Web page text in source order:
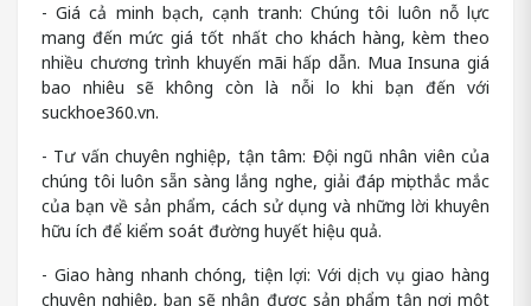
- Giá cả minh bạch, cạnh tranh: Chúng tôi luôn nỗ lực
mang đến mức giá tốt nhất cho khách hàng, kèm theo
nhiều chương trình khuyến mãi hấp dẫn. Mua Insuna giá
bao nhiêu sẽ không còn là nỗi lo khi bạn đến với
suckhoe360.vn.
- Tư vấn chuyên nghiệp, tận tâm: Đội ngũ nhân viên của
chúng tôi luôn sẵn sàng lắng nghe, giải đáp mọi thắc mắc
của bạn về sản phẩm, cách sử dụng và những lời khuyên
hữu ích để kiểm soát đường huyết hiệu quả.
- Giao hàng nhanh chóng, tiện lợi: Với dịch vụ giao hàng
chuyên nghiệp, bạn sẽ nhận được sản phẩm tận nơi một